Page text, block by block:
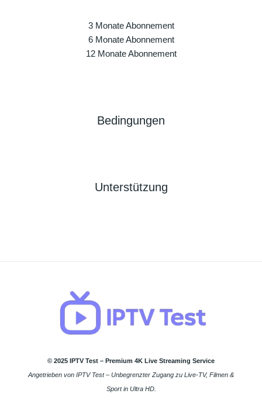
3 Monate Abonnement
6 Monate Abonnement
12 Monate Abonnement
Bedingungen
Unterstützung
© 2025 IPTV Test – Premium 4K Live Streaming Service
Angetrieben von IPTV Test – Unbegrenzter Zugang zu Live-TV, Filmen &
Sport in Ultra HD.